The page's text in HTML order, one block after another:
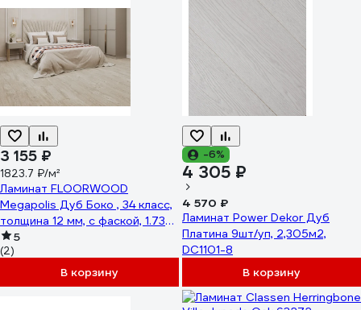
3 155 ₽
1823.7 ₽/м²
Ламинат FLOORWOOD
Megapolis Дуб Боко , 34 класс,
толщина 12 мм, с фаской, 1.73
кв. м 620
5
(2)
В корзину
-6%
4 305 ₽
4 570 ₽
Ламинат Power Dekor Дуб
Платина 9шт/уп, 2,305м2,
DC1101-8
В корзину